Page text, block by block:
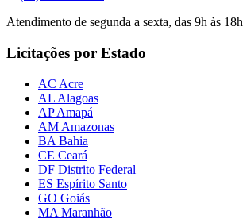
Atendimento de segunda a sexta, das 9h às 18h
Licitações por Estado
AC Acre
AL Alagoas
AP Amapá
AM Amazonas
BA Bahia
CE Ceará
DF Distrito Federal
ES Espírito Santo
GO Goiás
MA Maranhão